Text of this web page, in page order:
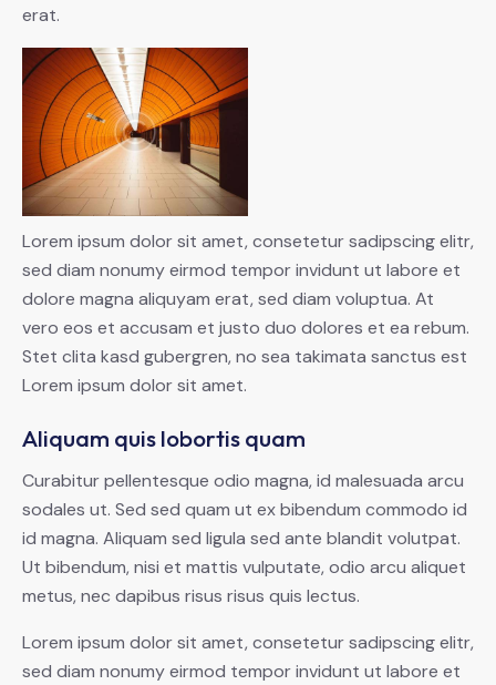
erat.
Lorem ipsum dolor sit amet, consetetur sadipscing elitr,
sed diam nonumy eirmod tempor invidunt ut labore et
dolore magna aliquyam erat, sed diam voluptua. At
vero eos et accusam et justo duo dolores et ea rebum.
Stet clita kasd gubergren, no sea takimata sanctus est
Lorem ipsum dolor sit amet.
Aliquam quis lobortis quam
Curabitur pellentesque odio magna, id malesuada arcu
sodales ut. Sed sed quam ut ex bibendum commodo id
id magna. Aliquam sed ligula sed ante blandit volutpat.
Ut bibendum, nisi et mattis vulputate, odio arcu aliquet
metus, nec dapibus risus risus quis lectus.
Lorem ipsum dolor sit amet, consetetur sadipscing elitr,
sed diam nonumy eirmod tempor invidunt ut labore et